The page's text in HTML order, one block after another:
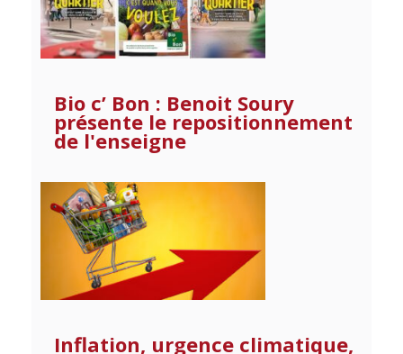
Bio c’ Bon : Benoit Soury
présente le repositionnement
de l'enseigne
Inflation, urgence climatique,